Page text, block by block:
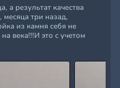
а результат качества
три назад,
из камня себя не
века!!!И это с учетом